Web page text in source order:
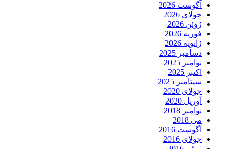
آگوست 2026
جولای 2026
ژوئن 2026
فوریه 2026
ژانویه 2026
دسامبر 2025
نوامبر 2025
اکتبر 2025
سپتامبر 2025
جولای 2020
آوریل 2020
نوامبر 2018
می 2018
آگوست 2016
جولای 2016